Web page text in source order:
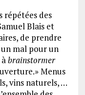
des
Blais et
de prendre
un mal pour un
brainstormer
Menus
vins naturels, …